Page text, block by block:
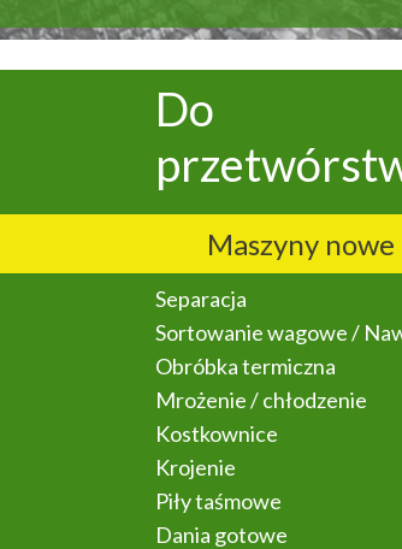
Do
Maszyny nowe
Separacja
Sortowanie wagowe /
Obróbka termiczna
Mrożenie / chłodzenie
Kostkownice
Krojenie
Piły taśmowe
Dania gotowe